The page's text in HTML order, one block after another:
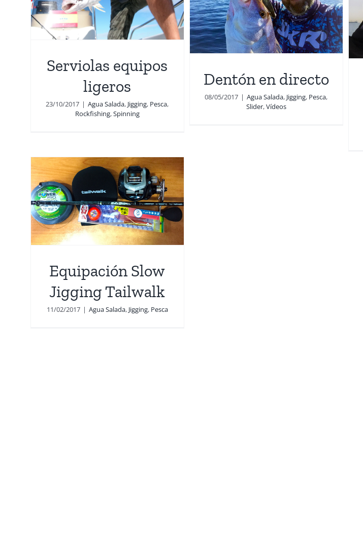
Serviolas equipos
ligeros
23/10/2017 | Agua Salada, Jigging, Pesca,
Rockfishing,Spinning
Dentón en directo
Agua Salada Jigging Pesca Slider Vídeos
Dentón en directo
08/05/2017 | Agua Salada, Jigging, Pesca,
Slider,Vídeos
Rubber
Agua Salada Jigging Pesca Vídeos
Equipación Slow
Jigging Tailwalk
11/02/2017 | Agua Salada, Jigging, Pesca